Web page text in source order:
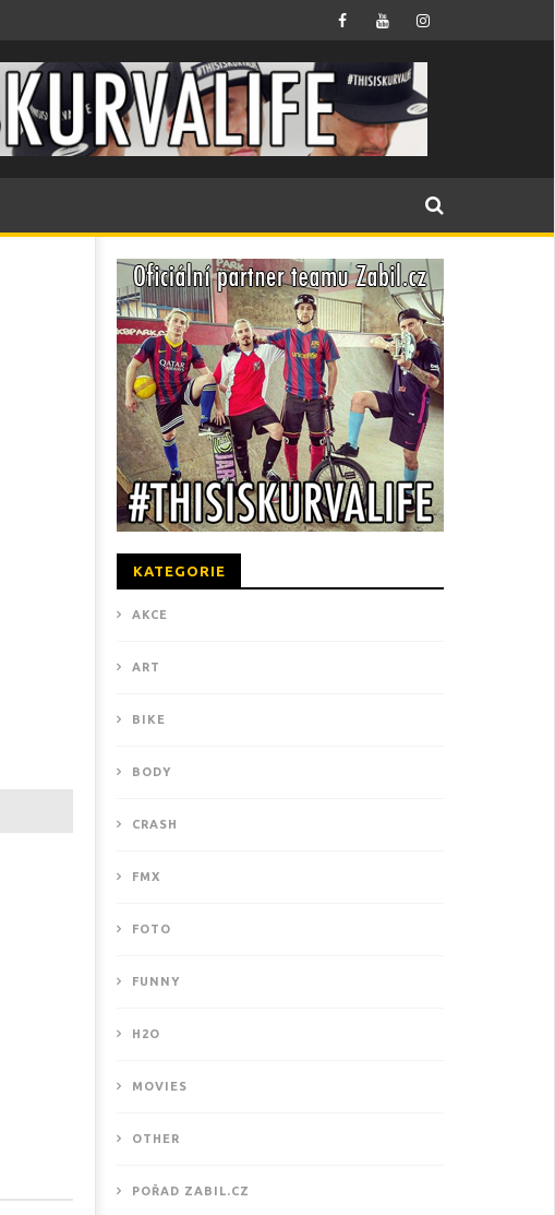
Nové motivační video od
#THISISKURVALIFE
KATEGORIE
AKCE
ART
BIKE
BODY
CRASH
FMX
FOTO
FUNNY
H2O
MOVIES
OTHER
POŘAD ZABIL.CZ